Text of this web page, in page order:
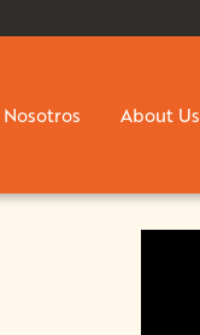
Nosotros About Us